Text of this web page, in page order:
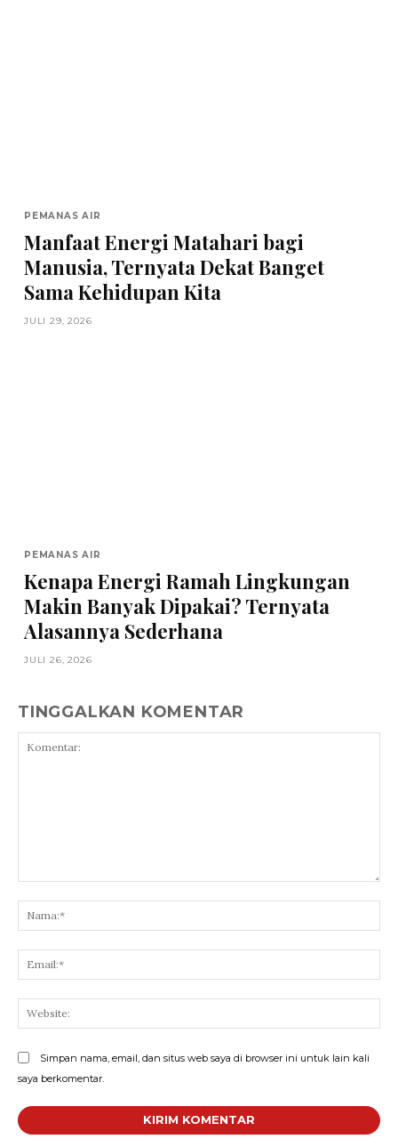
PEMANAS AIR
Manfaat Energi Matahari bagi
Manusia, Ternyata Dekat Banget
Sama Kehidupan Kita
JULI 29, 2026
PEMANAS AIR
Kenapa Energi Ramah Lingkungan
Makin Banyak Dipakai? Ternyata
Alasannya Sederhana
JULI 26, 2026
TINGGALKAN KOMENTAR
Simpan nama, email, dan situs web saya di browser ini untuk lain kali
saya berkomentar.